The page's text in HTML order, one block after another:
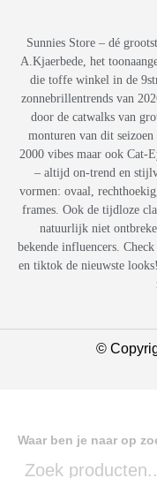
Sunnies Store – dé
A.Kjaerbede, het
die toffe winkel in de
zonnebrillentrends van
door de catwalks van
monturen van dit seizoen
2000 vibes maar ook Cat-
– altijd on-trend en
vormen: ovaal,
frames. Ook de tijdloze
natuurlijk niet
bekende influencers.
en tiktok de nieuwste
©
Waar ben je naar op